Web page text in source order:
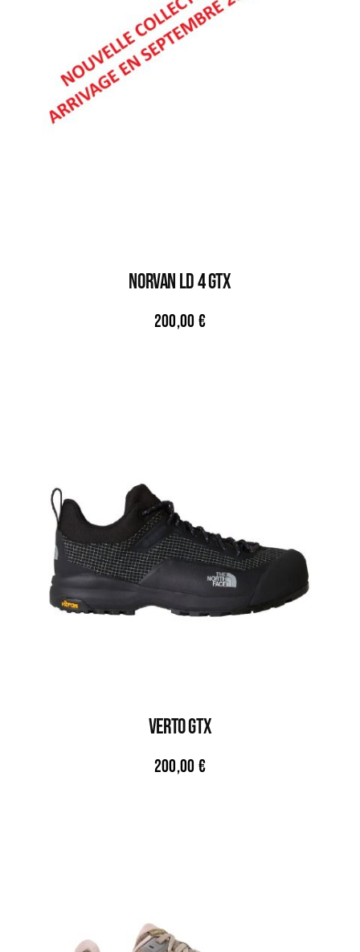
NORVAN LD 4 GTX
200,00 €
VERTO GTX
200,00 €